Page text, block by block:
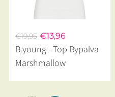
€19,95 €13,96
B.young - Top Bypalva
Marshmallow